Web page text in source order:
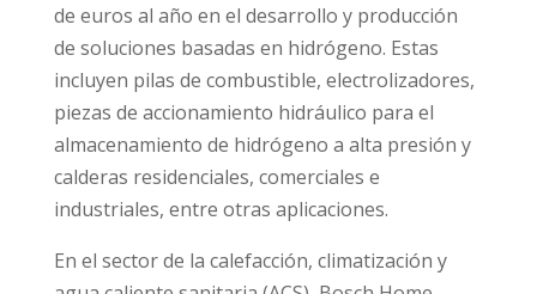
de euros al año en el desarrollo y producción
de soluciones basadas en hidrógeno. Estas
incluyen pilas de combustible, electrolizadores,
piezas de accionamiento hidráulico para el
almacenamiento de hidrógeno a alta presión y
calderas residenciales, comerciales e
industriales, entre otras aplicaciones.
En el sector de la calefacción, climatización y